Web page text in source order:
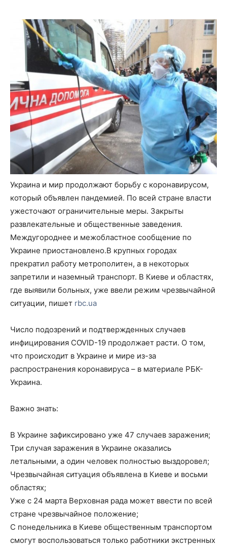
Украина и мир продолжают борьбу с коронавирусом,
который объявлен пандемией. По всей стране власти
ужесточают ограничительные меры. Закрыты
развлекательные и общественные заведения.
Междугороднее и межобластное сообщение по
Украине приостановлено.В крупных городах
прекратил работу метрополитен, а в некоторых
запретили и наземный транспорт. В Киеве и областях,
где выявили больных, уже ввели режим чрезвычайной
ситуации, пишет rbc.ua
Число подозрений и подтвержденных случаев
инфицирования COVID-19 продолжает расти. О том,
что происходит в Украине и мире из-за
распространения коронавируса – в материале РБК-
Украина.
Важно знать:
В Украине зафиксировано уже 47 случаев заражения;
Три случая заражения в Украине оказались
летальными, а один человек полностью выздоровел;
Чрезвычайная ситуация объявлена в Киеве и восьми
областях;
Уже с 24 марта Верховная рада может ввести по всей
стране чрезвычайное положение;
С понедельника в Киеве общественным транспортом
смогут воспользоваться только работники экстренных